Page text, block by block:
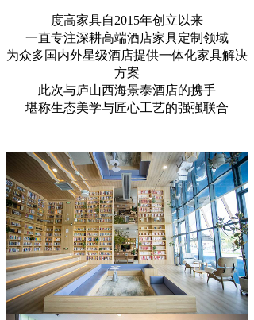
度高家具自2015年创立以来
一直专注深耕高端酒店家具定制领域
为众多国内外星级酒店提供一体化家具解决
方案
此次与庐山西海景泰酒店的携手
堪称生态美学与匠心工艺的强强联合